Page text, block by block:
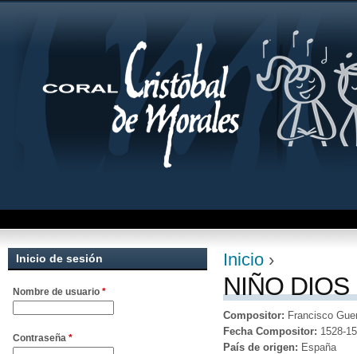
Se encuentra
Inicio ›
NIÑO
Compositor: Francisco
Fecha Compositor: 1528-
País de origen: España
Inicio de sesión
Nombre de usuario *
Contraseña *